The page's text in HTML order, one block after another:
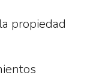
propiedad